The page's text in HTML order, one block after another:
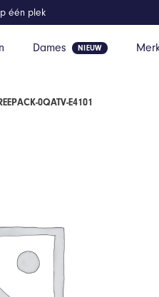
Dames
één plek
0QATV-E4101